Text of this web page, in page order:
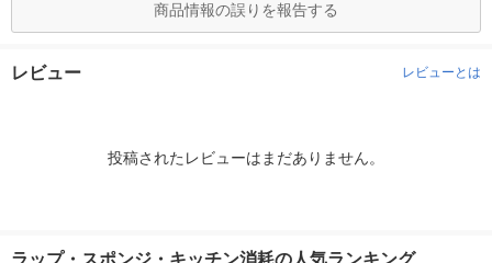
商品情報の誤りを報告する
レビュー レビューとは
投稿されたレビューはまだありません。